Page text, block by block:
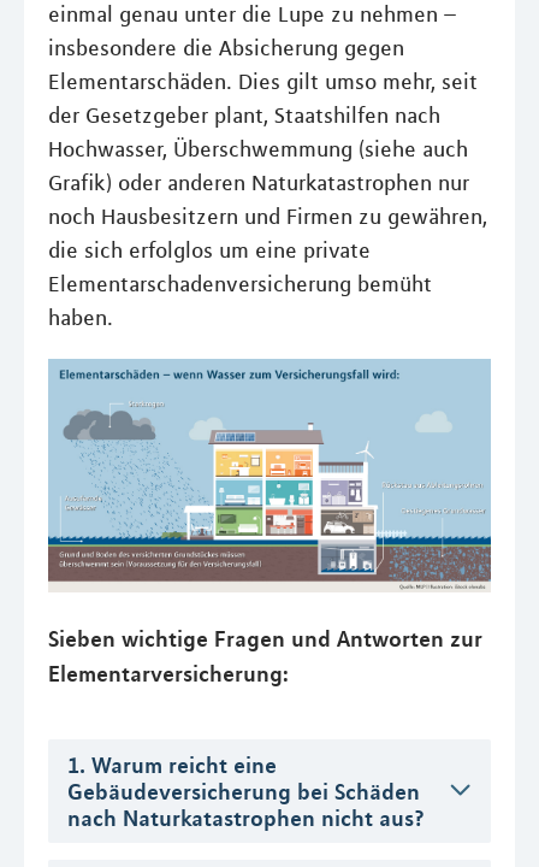
einmal genau unter die Lupe zu nehmen –
insbesondere die Absicherung gegen
Elementarschäden. Dies gilt umso mehr, seit
der Gesetzgeber plant, Staatshilfen nach
Hochwasser, Überschwemmung (siehe auch
Grafik) oder anderen Naturkatastrophen nur
noch Hausbesitzern und Firmen zu gewähren,
die sich erfolglos um eine private
Elementarschadenversicherung bemüht
haben.
Sieben wichtige Fragen und Antworten zur
Elementarversicherung:
1. Warum reicht eine
Gebäudeversicherung bei Schäden
nach Naturkatastrophen nicht aus?